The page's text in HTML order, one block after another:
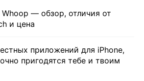
— обзор, отличия от
и цена
приложений для iPhone,
пригодятся тебе и твоим